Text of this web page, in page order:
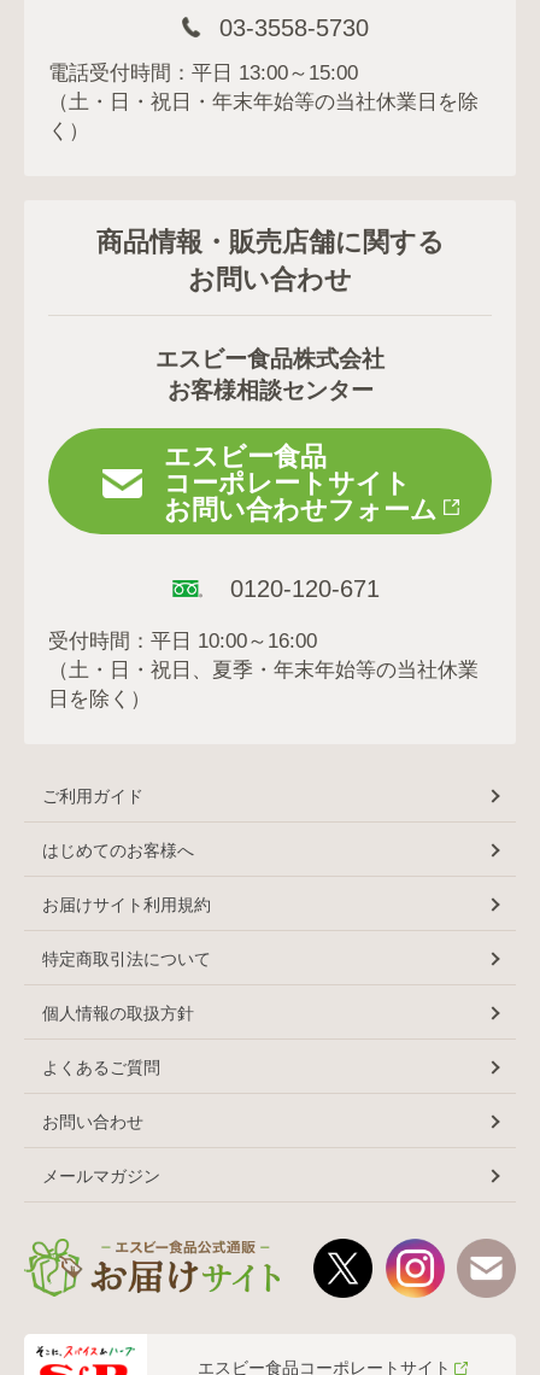
03-3558-5730
電話受付時間：平日 13:00～15:00
（土・日・祝日・年末年始等の当社休業日を除
く）
商品情報・販売店舗に関する
お問い合わせ
エスビー食品株式会社
お客様相談センター
エスビー食品
コーポレートサイト
お問い合わせフォーム
0120-120-671
受付時間：平日 10:00～16:00
（土・日・祝日、夏季・年末年始等の当社休業
日を除く）
ご利用ガイド
はじめてのお客様へ
お届けサイト利用規約
特定商取引法について
個人情報の取扱方針
よくあるご質問
お問い合わせ
メールマガジン
エスビー食品コーポレートサイト